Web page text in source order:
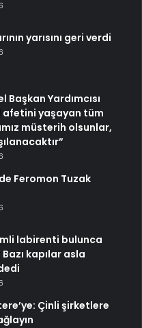
yarısını geri verdi
Başkan Yardımcısı
afetini yaşayan tüm
müsterih olsunlar,
Feromon Tuzak
labirenti bulunca
kapılar asla
Çinli şirketlere